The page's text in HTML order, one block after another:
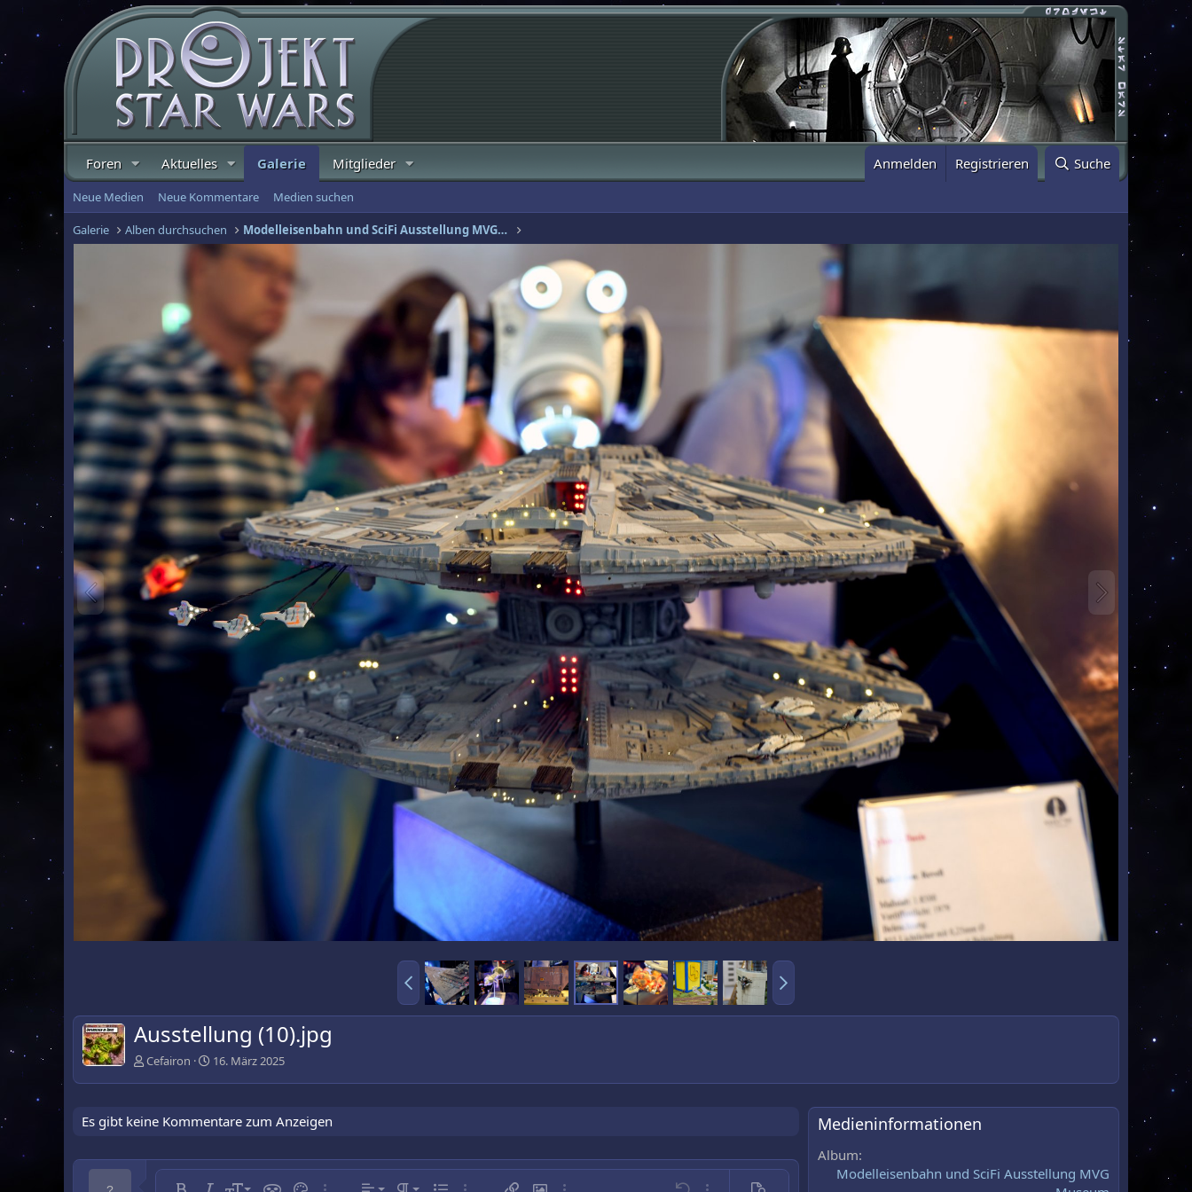
Foren Aktuelles Galerie Mitglieder Anmelden Registrieren Suche
Neue Medien Neue Kommentare Medien suchen
Galerie Alben durchsuchen Modelleisenbahn und SciFi Ausstellung MVG Museum
Ausstellung (10).jpg
Cefairon 16. März 2025
Es gibt keine Kommentare zum Anzeigen Medieninformationen
Album
Modelleisenbahn und SciFi Ausstellung MVG